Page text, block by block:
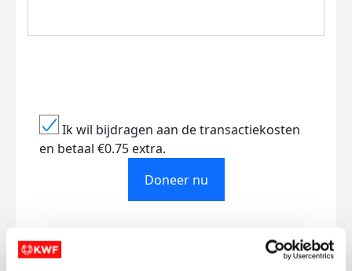
Ik wil bijdragen aan de transactiekosten
en betaal €0.75 extra.
Doneer nu